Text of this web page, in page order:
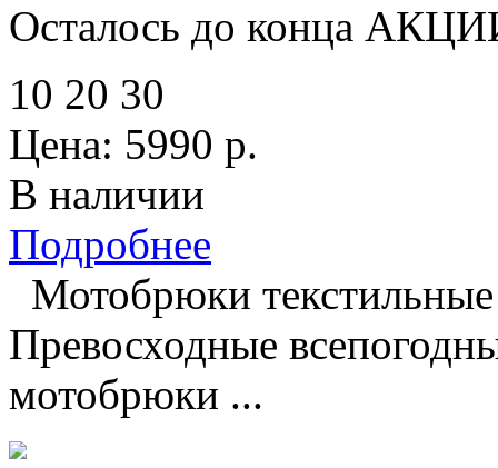
Осталось до конца
10 20 30
Цена: 5990 р.
В наличии
Подробнее
Мотобрюки
Превосходные
мотобрюки ...